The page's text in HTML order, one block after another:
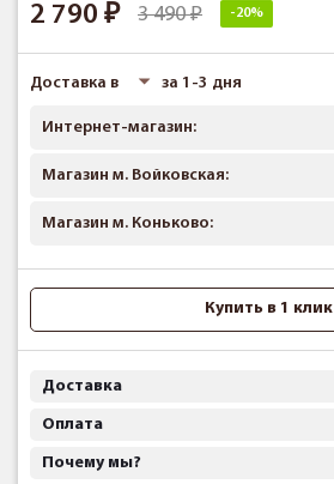
2 790 3 490 -20%
Доставка в за 1-3 дня
Интернет-магазин:
Магазин м. Войковская:
Магазин м. Коньково:
Купить в 1 клик
Доставка
Оплата
Почему мы?